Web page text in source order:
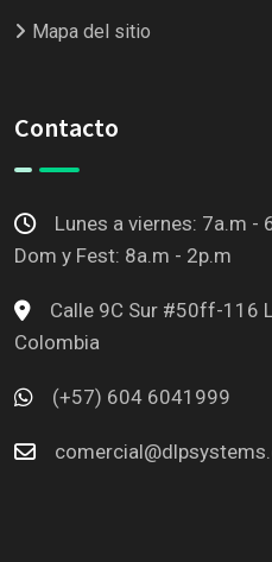
Mapa del sitio
Contacto
Lunes a viernes: 7a.m -
Dom y Fest: 8a.m - 2p.m
Calle 9C Sur #50ff-116
Colombia
(+57) 604 6041999